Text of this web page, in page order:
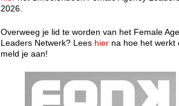
2026.
Overweeg je lid te worden van het Female
Leaders Netwerk? Lees hier na hoe het werkt
meld je aan!